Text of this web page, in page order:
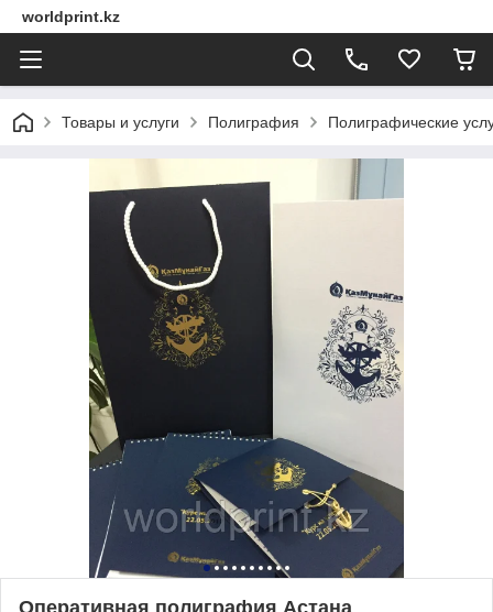
worldprint.kz
Товары и услуги Полиграфия Полиграфические
Оперативная полиграфия Астана